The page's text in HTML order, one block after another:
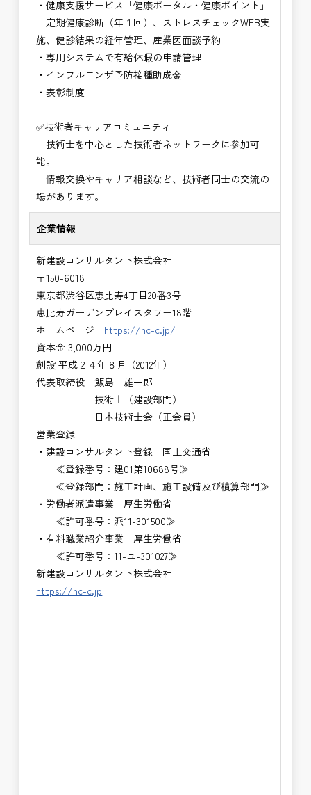
・健康支援サービス「健康ポータル・健康ポイント」
定期健康診断（年１回）、ストレスチェックWEB実
施、健診結果の経年管理、産業医面談予約
・専用システムで有給休暇の申請管理
・インフルエンザ予防接種助成⾦
・表彰制度
✅技術者キャリアコミュニティ
技術士を中心とした技術者ネットワークに参加可
能。
情報交換やキャリア相談など、技術者同士の交流の
場があります。
企業情報
新建設コンサルタント株式会社
〒150-6018
東京都渋谷区恵比寿4丁目20番3号
恵比寿ガーデンプレイスタワー18階
ホームページ https://nc-c.jp/
資本金 3,000万円
創設 平成２４年８月（2012年）
代表取締役 飯島 雄一郎
技術士（建設部門）
日本技術士会（正会員）
営業登録
・建設コンサルタント登録 国土交通省
≪登録番号：建01第10688号≫
≪登録部門：施工計画、施工設備及び積算部門≫
・労働者派遣事業 厚生労働省
≪許可番号：派11-301500≫
・有料職業紹介事業 厚生労働省
≪許可番号：11-ユ-301027≫
新建設コンサルタント株式会社
https://nc-c.jp